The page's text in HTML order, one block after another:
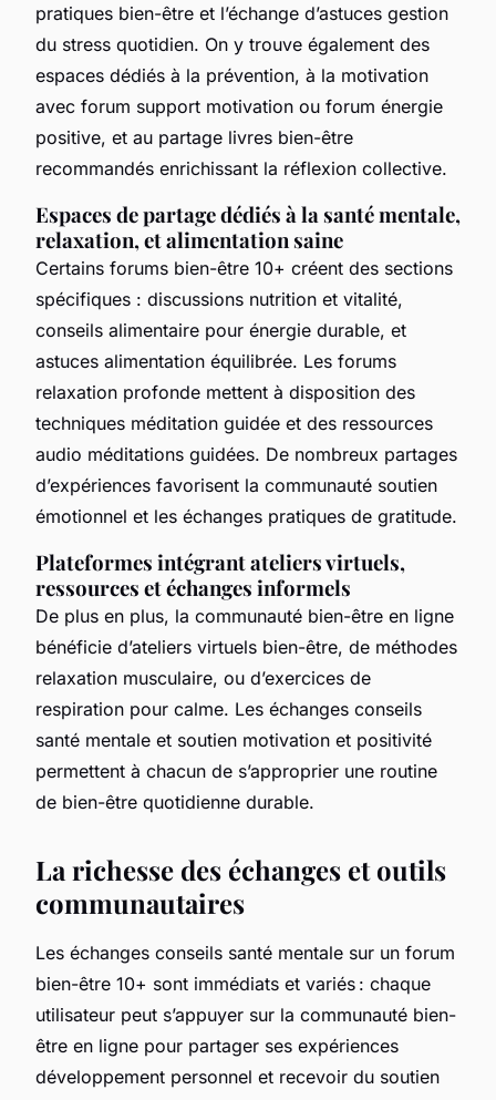
pratiques bien-être et l’échange d’astuces gestion
du stress quotidien. On y trouve également des
espaces dédiés à la prévention, à la motivation
avec forum support motivation ou forum énergie
positive, et au partage livres bien-être
recommandés enrichissant la réflexion collective.
Espaces de partage dédiés à la santé mentale,
relaxation, et alimentation saine
Certains forums bien-être 10+ créent des sections
spécifiques : discussions nutrition et vitalité,
conseils alimentaire pour énergie durable, et
astuces alimentation équilibrée. Les forums
relaxation profonde mettent à disposition des
techniques méditation guidée et des ressources
audio méditations guidées. De nombreux partages
d’expériences favorisent la communauté soutien
émotionnel et les échanges pratiques de gratitude.
Plateformes intégrant ateliers virtuels,
ressources et échanges informels
De plus en plus, la communauté bien-être en ligne
bénéficie d’ateliers virtuels bien-être, de méthodes
relaxation musculaire, ou d’exercices de
respiration pour calme. Les échanges conseils
santé mentale et soutien motivation et positivité
permettent à chacun de s’approprier une routine
de bien-être quotidienne durable.
La richesse des échanges et outils
communautaires
Les échanges conseils santé mentale sur un forum
bien-être 10+ sont immédiats et variés : chaque
utilisateur peut s’appuyer sur la communauté bien-
être en ligne pour partager ses expériences
développement personnel et recevoir du soutien